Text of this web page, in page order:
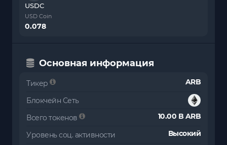
USDC
USD Coin
0.078
Основная информация
Тикер ARB
Блокчейн Сеть
Всего токенов
10.00 B ARB
Уровень соц. активности Высокий